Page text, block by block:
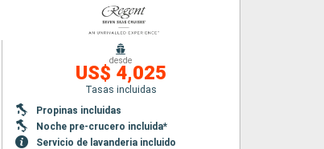
desde
US$ 4,025
Tasas incluidas
Propinas incluidas
Noche pre-crucero incluida*
Servicio de lavanderia incluido